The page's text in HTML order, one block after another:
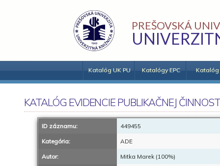
PREŠOVSKÁ
Katalóg UK PU Katalógy EPC Katalóg
KATALÓG EVIDENCIE PUBLIKAČNEJ
ID záznamu: 449455
Kategória: ADE
Autor: Mitka Marek (100%)